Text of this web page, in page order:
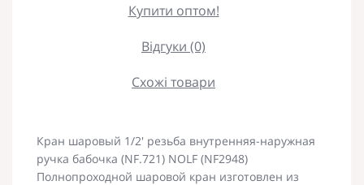
Купити оптом!
Відгуки (0)
Схожі товари
Кран шаровый 1/2' резьба внутренняя-наружная
ручка бабочка (NF.721) NOLF (NF2948)
Полнопроходной шаровой кран изготовлен из